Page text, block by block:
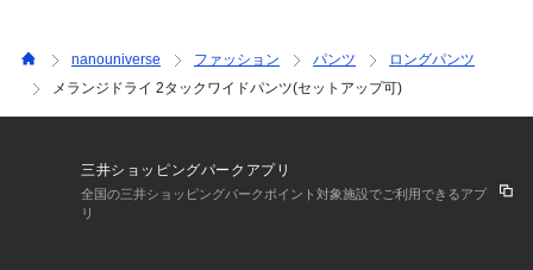
・6696116306　メランジドライ ハーフスリーブシングルジャ
・6696119302　メランジドライ ベルト付きワンピース(セッ
トアップ可)
nanouniverse ファッション パンツ
ロングパンツ
メランジドライ 2タックワイドパンツ(セットアップ可)
三井ショッピングパークアプリ
全国の三井ショッピングパークポイント対象施設でご利用できるアプ
リ